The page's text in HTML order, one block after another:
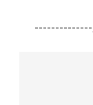
--------------